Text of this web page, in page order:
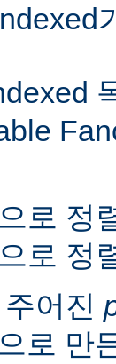
로 정
로 정
어진
로 만